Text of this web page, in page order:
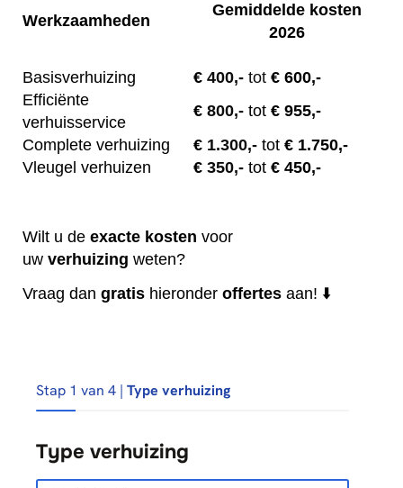
Werkzaamheden
Gemiddelde kosten
2026
Basisverhuizing € 400,- tot € 600,-
Efficiënte
verhuisservice
€ 800,- tot € 955,-
Complete verhuizing
€ 1.300,- tot € 1.750,-
Vleugel verhuizen
€ 350,- tot € 450,-
Wilt u de exacte kosten voor
uw verhuizing weten?
Vraag dan gratis hieronder offertes aan! ⬇️